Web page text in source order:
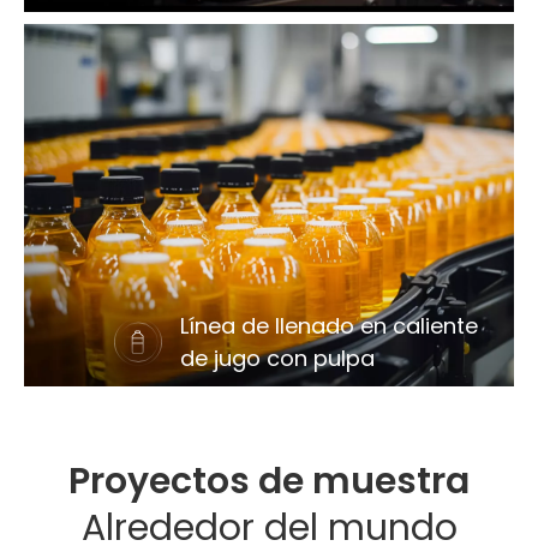
Línea de llenado en caliente
de jugo con pulpa
Proyectos de muestra
Alrededor del mundo